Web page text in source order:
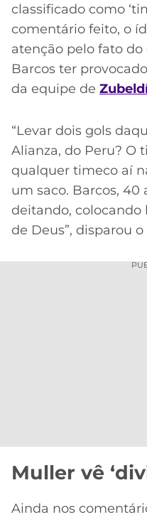
classificado como
comentário feito, o
atenção pelo fato
Barcos ter
da equipe de
“Levar dois gols
Alianza, do Peru? O
qualquer timeco aí
um saco. Barcos, 40
deitando, colocando
de Deus”, disparou
Muller vê
Ainda nos